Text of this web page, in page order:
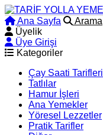
Ana Sayfa Arama
Üyelik
Üye Girişi
Kategoriler
Çay Saati Tarifleri
Tatlılar
Hamur İşleri
Ana Yemekler
Yöresel Lezzetler
Pratik Tarifler